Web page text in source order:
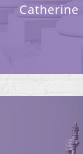
Catherine